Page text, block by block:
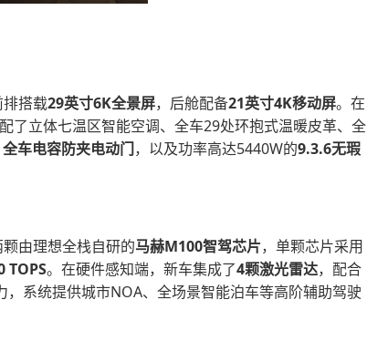
搭载29英寸6K全景屏，后舱配备21英寸4K移动屏。在
了立体七温区智能空调、全车29处环抱式温暖皮革、全
全车电容防夹电动门，以及功率高达5440W的9.3.6无瑕
由理想全栈自研的马赫M100智驾芯片，单颗芯片采用
TOPS。在硬件感知端，新车集成了4颗激光雷达，配合
，系统提供城市NOA、全场景智能泊车等高阶辅助驾驶